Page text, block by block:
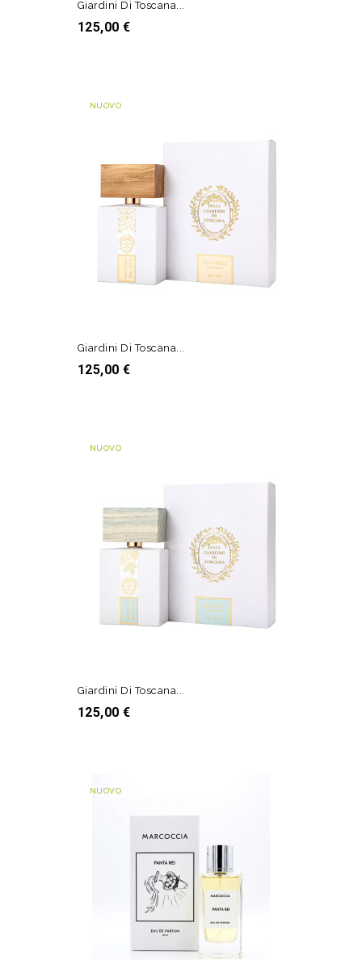
Giardini Di Toscana...
Prezzo
125,00 €
AGGIUNGI AL CARRELLO
NUOVO
Giardini Di Toscana...
Prezzo
125,00 €
AGGIUNGI AL CARRELLO
NUOVO
Giardini Di Toscana...
Prezzo
125,00 €
AGGIUNGI AL CARRELLO
NUOVO